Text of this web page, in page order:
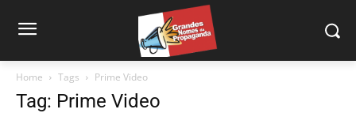
Home Tags Prime Video
Tag: Prime Video